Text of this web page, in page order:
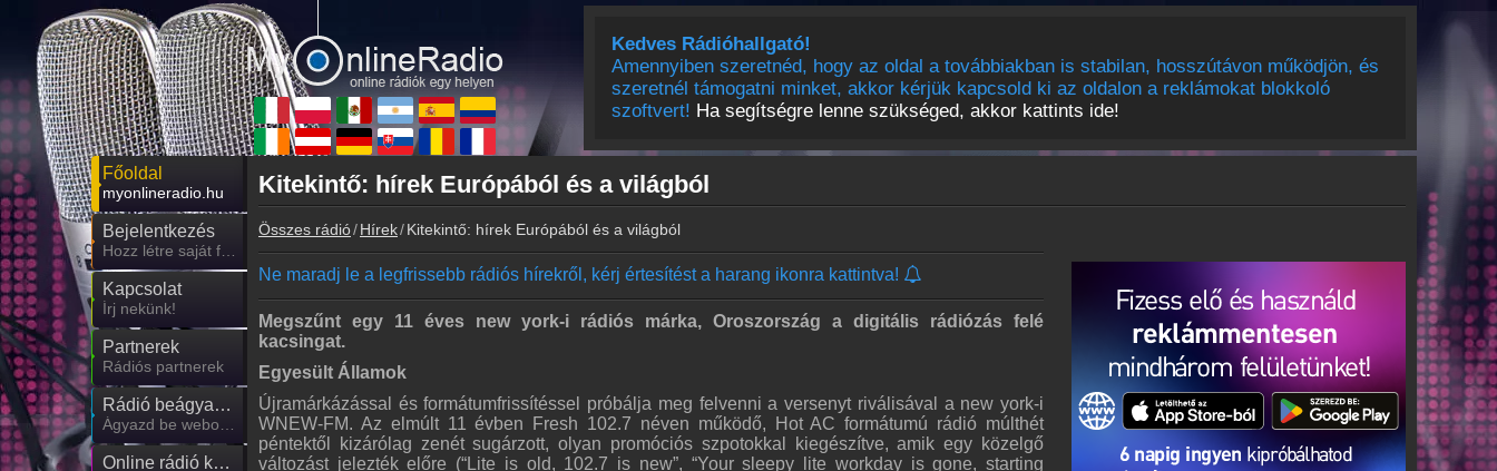
Kedves Rádióhallgató!
Amennyiben szeretnéd, hogy az oldal a továbbiakban is stabilan, hosszútávon működjön, és
szeretnél támogatni minket, akkor kérjük kapcsold ki az oldalon a reklámokat blokkoló
szoftvert! Ha segítségre lenne szükséged, akkor kattints ide!
Főoldal
myonlineradio.hu
Bejelentkezés
Kapcsolat
Írj nekünk!
Partnerek
Rádiós partnerek
Rádió beágyazás
Online rádió készítés
Kitekintő: hírek Európából és a világból
Összes rádió Hírek Kitekintő: hírek Európából és a világból
Ne maradj le a legfrissebb rádiós hírekről, kérj értesítést a harang ikonra kattintva!
Megszűnt egy 11 éves new york-i rádiós márka, Oroszország a digitális rádiózás felé
kacsingat.
Egyesült Államok
Újramárkázással és formátumfrissítéssel próbálja meg felvenni a versenyt riválisával a new york-i
WNEW-FM. Az elmúlt 11 évben Fresh 102.7 néven működő, Hot AC formátumú rádió múlthét
péntektől kizárólag zenét sugárzott, olyan promóciós szpotokkal kiegészítve, amik egy közelgő
változást jelezték előre (“Lite is old, 102.7 is new”, “Your sleepy lite workday is gone, starting